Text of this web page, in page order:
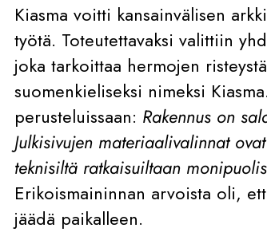
Kiasma voitti kansainvälisen
työtä. Toteutettavaksi valittiin
joka tarkoittaa hermojen
suomenkieliseksi nimeksi
perusteluissaan: Rakennus on
Julkisivujen materiaalivalinnat
teknisiltä ratkaisuiltaan
Erikoismaininnan arvoista oli,
jäädä paikalleen.